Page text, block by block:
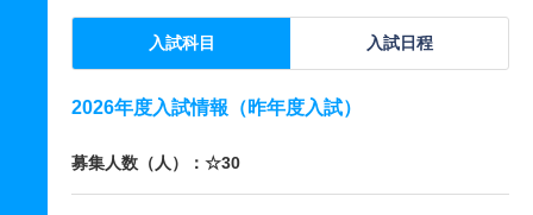
入試科目 入試日程
2026年度入試情報（昨年度入試）
募集人数（人）：☆30